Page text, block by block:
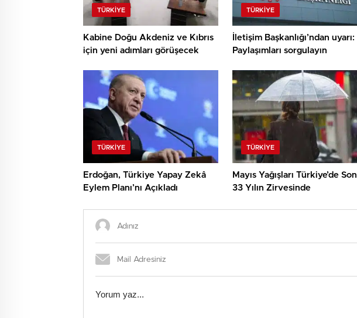
TÜRKIYE
Kabine Doğu Akdeniz ve Kıbrıs
için yeni adımları görüşecek
TÜRKIYE
İletişim Başkanlığı’ndan uyarı:
Paylaşımları sorgulayın
TÜRKIYE
Erdoğan, Türkiye Yapay Zekâ
Eylem Planı’nı Açıkladı
TÜRKIYE
Mayıs Yağışları Türkiye’de Son
33 Yılın Zirvesinde